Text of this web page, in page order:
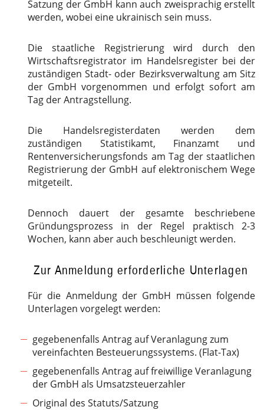
Satzung der GmbH kann auch zweisprachig erstellt
werden, wobei eine ukrainisch sein muss.
Die staatliche Registrierung wird durch den
Wirtschaftsregistrator im Handelsregister bei der
zuständigen Stadt- oder Bezirksverwaltung am Sitz
der GmbH vorgenommen und erfolgt sofort am
Tag der Antragstellung.
Die Handelsregisterdaten werden dem
zuständigen Statistikamt, Finanzamt und
Rentenversicherungsfonds am Tag der staatlichen
Registrierung der GmbH auf elektronischem Wege
mitgeteilt.
Dennoch dauert der gesamte beschriebene
Gründungsprozess in der Regel praktisch 2-3
Wochen, kann aber auch beschleunigt werden.
Zur Anmeldung erforderliche Unterlagen
Für die Anmeldung der GmbH müssen folgende
Unterlagen vorgelegt werden:
gegebenenfalls Antrag auf Veranlagung zum
vereinfachten Besteuerungssystems. (Flat-Tax)
gegebenenfalls Antrag auf freiwillige Veranlagung
der GmbH als Umsatzsteuerzahler
Original des Statuts/Satzung